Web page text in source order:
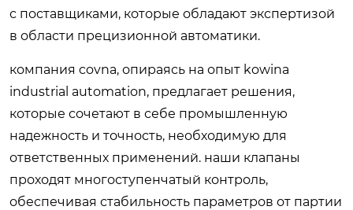
с поставщиками, которые обладают экспертизой
в области прецизионной автоматики.
компания covna, опираясь на опыт kowina
industrial automation, предлагает решения,
которые сочетают в себе промышленную
надежность и точность, необходимую для
ответственных применений. наши клапаны
проходят многоступенчатый контроль,
обеспечивая стабильность параметров от партии